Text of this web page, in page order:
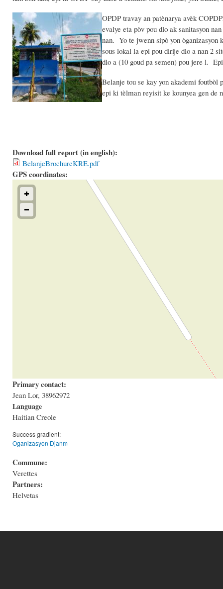
OPDP travay an patènarya avèk
evalye eta pòv pou dlo ak sanitasyon
nan. Yo te jwenn sipò yon
sous lokal la epi pou dirije dlo a nan 2
dlo a (10 goud pa semen) pou jere l.
Belanje tou se kay yon akademi foutbòl
epi ki tèlman reyisit ke kounyea gen
Download full report (in english):
BelanjeBrochureKRE.pdf
GPS coordinates:
Primary contact:
Jean Lor, 38962972
Language
Haitian Creole
Success gradient:
Oganizasyon Djanm
Commune:
Verettes
Partners:
Helvetas